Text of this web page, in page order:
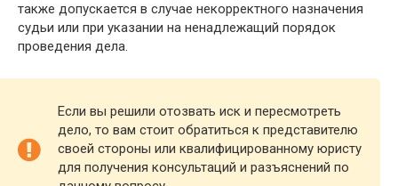
также допускается в случае некорректного назначения
судьи или при указании на ненадлежащий порядок
проведения дела.
Если вы решили отозвать иск и пересмотреть
дело, то вам стоит обратиться к представителю
своей стороны или квалифицированному юристу
для получения консультаций и разъяснений по